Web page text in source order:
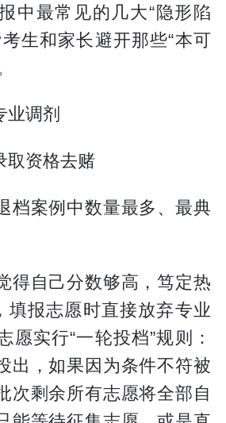
中最常见的几大“隐形陷
生和家长避开那些“本可
业调剂
取资格去赌
档案例中数量最多、最典
得自己分数够高，笃定热
填报志愿时直接放弃专业
愿实行“一轮投档”规则：
出，如果因为条件不符被
次剩余所有志愿将全部自